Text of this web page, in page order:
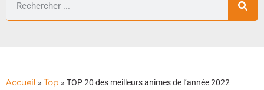
Accueil » Top » TOP 20 des meilleurs animes de l’année 2022